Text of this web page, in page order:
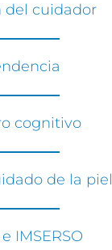
del cuidador
cognitivo
de la piel
IMSERSO